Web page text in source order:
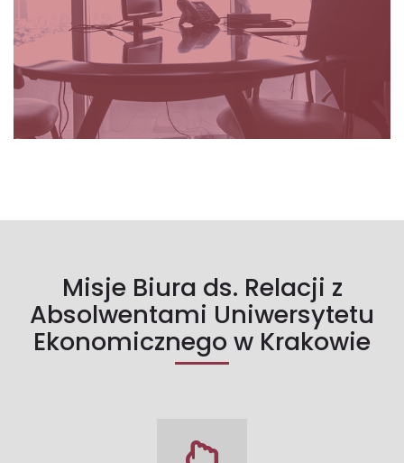
Misje Biura ds. Relacji z
Absolwentami Uniwersytetu
Ekonomicznego w Krakowie